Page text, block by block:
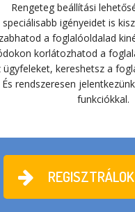
Rengeteg beállítási
speciálisabb igényeidet is
a foglalóoldalad
korlátozhatod a
ügyfeleket, kereshetsz a
És rendszeresen
funkciókkal.
REGISZTRÁLOK